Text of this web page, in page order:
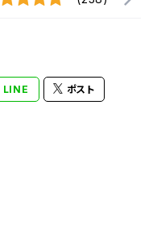
LINE ポスト